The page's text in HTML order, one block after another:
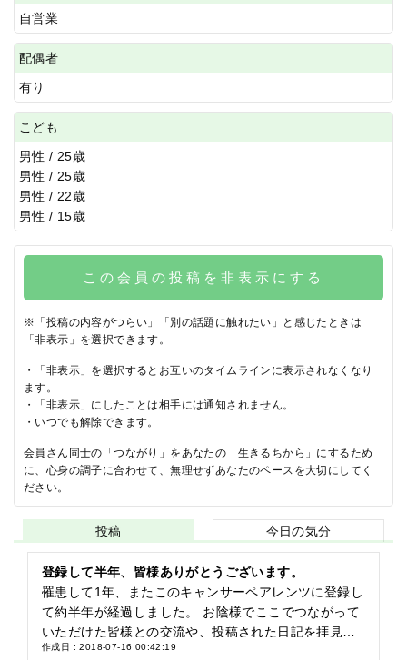
自営業
配偶者
有り
こども
男性 / 25歳
男性 / 25歳
男性 / 22歳
男性 / 15歳
この会員の投稿を非表示にする
※「投稿の内容がつらい」「別の話題に触れたい」と感じたときは
「非表示」を選択できます。
・「非表示」を選択するとお互いのタイムラインに表示されなくなり
ます。
・「非表示」にしたことは相手には通知されません。
・いつでも解除できます。
会員さん同士の「つながり」をあなたの「生きるちから」にするため
に、心身の調子に合わせて、無理せずあなたのペースを大切にしてく
ださい。
投稿 今日の気分
登録して半年、皆様ありがとうございます。
罹患して1年、またこのキャンサーペアレンツに登録し
て約半年が経過しました。 お陰様でここでつながって
いただけた皆様との交流や、投稿された日記を拝見さ
せていただきながら、少しずつですが自身の「ガン」
作成日 : 2018-07-16 00:42:19